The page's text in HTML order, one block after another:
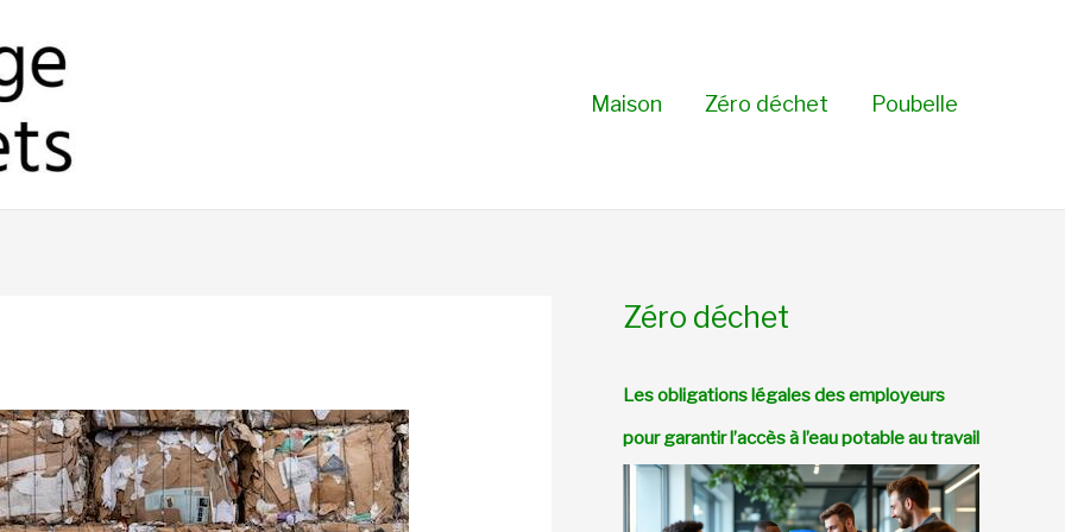
Maison Zéro déchet Poubelle
Zéro déchet
Les obligations légales des employeurs
pour garantir l’accès à l’eau potable au travail